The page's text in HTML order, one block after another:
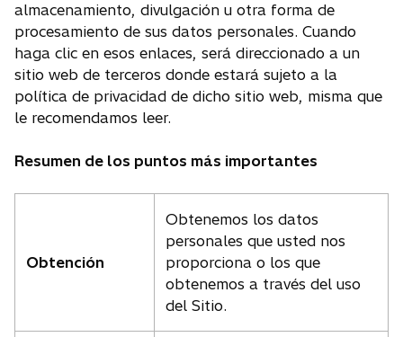
almacenamiento, divulgación u otra forma de
procesamiento de sus datos personales. Cuando
haga clic en esos enlaces, será direccionado a un
sitio web de terceros donde estará sujeto a la
política de privacidad de dicho sitio web, misma que
le recomendamos leer.
Resumen de los puntos más importantes
Obtención
Obtenemos los datos
personales que usted nos
proporciona o los que
obtenemos a través del uso
del Sitio.